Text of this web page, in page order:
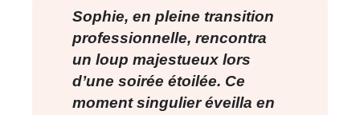
Sophie, en pleine transition
professionnelle, rencontra
un loup majestueux lors
d’une soirée étoilée. Ce
moment singulier éveilla en